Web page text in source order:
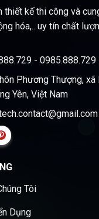
kế thi công và
hóa,.. uy tín chất
- 0985.888.729
Phương Thượng, xã
Yên, Việt Nam
Tôi
Dụng